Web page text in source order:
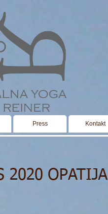
Press Kontakt
2020 OPATIJA